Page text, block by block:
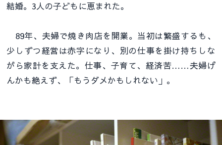
結婚。3人の子どもに恵まれた。
89年、夫婦で焼き肉店を開業。当初は繁盛するも、
少しずつ経営は赤字になり、別の仕事を掛け持ちしな
がら家計を支えた。仕事、子育て、経済苦……夫婦げ
んかも絶えず、「もうダメかもしれない」。